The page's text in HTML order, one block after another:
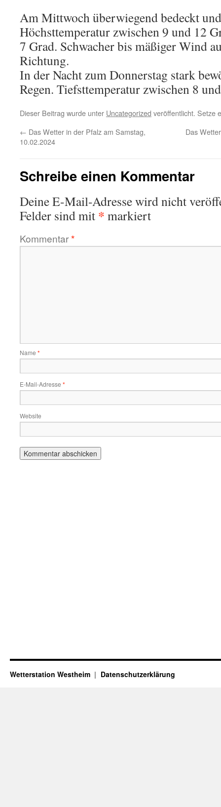
Am Mittwoch überwiegend bedeckt
Höchsttemperatur zwischen 9 und 12
7 Grad. Schwacher bis mäßiger Wind
Richtung.
In der Nacht zum Donnerstag stark
Regen. Tiefsttemperatur zwischen 8
Dieser Beitrag wurde unter Uncategorized veröffentlicht. Setze
← Das Wetter in der Pfalz am Samstag,
10.02.2024
Das
Schreibe einen Kommentar
Deine E-Mail-Adresse wird nicht
Felder sind mit * markiert
Kommentar*
Name *
E-Mail-Adresse *
Website
Wetterstation Westheim Datenschutzerklärung